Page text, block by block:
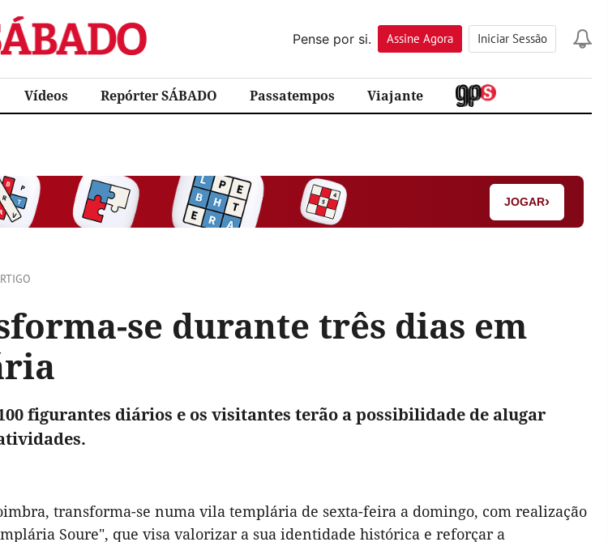
Pense por si.
Assine Agora Iniciar Sessão
Vídeos Repórter SÁBADO Passatempos Viajante
JOGAR›
se durante três dias em
figurantes diários e os visitantes terão a possibilidade de alugar
transforma-se numa vila templária de sexta-feira a domingo, com realização
Soure", que visa valorizar a sua identidade histórica e reforçar a